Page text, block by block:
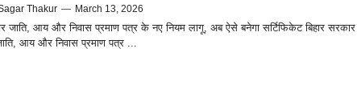
Thakur — March 13, 2026
जाति, आय और निवास प्रमाण पत्र के नए नियम लागू, अब ऐसे बनेगा सर्टिफिकेट बिहार सरकार
आय और निवास प्रमाण पत्र ...